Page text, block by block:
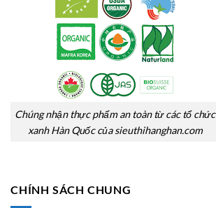
Chúng nhận thực phẩm an toàn từ các tổ chức
xanh Hàn Quốc của sieuthihanghan.com
CHÍNH SÁCH CHUNG